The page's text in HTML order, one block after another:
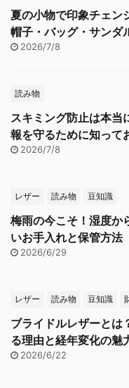
夏の小物で印象チェン
帽子・バッグ・サンダ
2026/7/8
読み物
スキミング防止は本当
報を守るために知って
2026/7/8
レザー 読み物 豆知識
梅雨の今こそ！湿度か
いお手入れと保管方法
2026/6/29
レザー 読み物 豆知識
ブライドルレザーとは
る理由と経年変化の魅
2026/6/22